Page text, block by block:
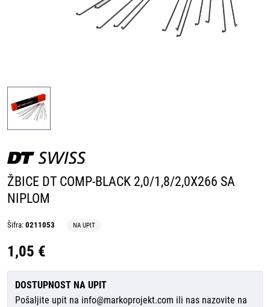
ŽBICE DT COMP-BLACK 2,0/1,8/2,0X266 SA
NIPLOM
Šifra: 0211053 NA UPIT
1,05 €
DOSTUPNOST NA UPIT
Pošaljite upit na info@markoprojekt.com ili nas nazovite na